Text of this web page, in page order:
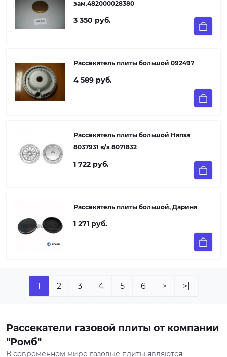
зам.482000028380
3 350 руб.
Рассекатель плиты большой 092497
4 589 руб.
Рассекатель плиты большой Hansa
8037931 в/з 8071832
1 722 руб.
Рассекатель плиты большой, Дарина
1 271 руб.
1 2 3 4 5 6 > >|
Рассекатели газовой плиты от компании
"Ромб"
В современном мире газовые плиты являются